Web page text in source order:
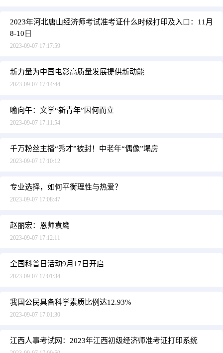
2023年河北唐山经济师考试准考证什么时候打印及入口：11月
8-10日
2023-09-07 17:17:59
新力量为中国电影高质量发展提供新动能
2023-09-07 17:14:44
喻向午：文学“新青年”因何而立
2023-09-07 17:11:54
千万粉丝主播“秀才”被封！中老年“偶像”塌房
2023-09-07 17:10:12
专业选择，如何平衡理性与热爱？
2023-09-07 17:08:47
赵丽宏：恩师袁鹰
2023-09-07 17:12:11
全国科普日活动9月17日开启
2023-09-07 17:01:34
我国公民具备科学素质比例达12.93%
2023-09-07 17:01:30
江西人事考试网：2023年江西初级经济师准考证打印系统